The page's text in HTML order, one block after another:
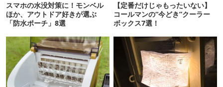
スマホの水没対策に！モンベル
ほか、アウトドア好きが選ぶ
「防水ポーチ」8選
【定番だけじゃもったいない】
コールマンの“今どき”クーラー
ボックス7選！